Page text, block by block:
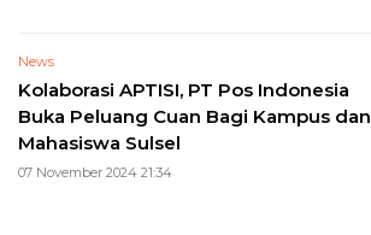
News
Kolaborasi APTISI, PT Pos Indonesia
Buka Peluang Cuan Bagi Kampus dan
Mahasiswa Sulsel
07 November 2024 21:34